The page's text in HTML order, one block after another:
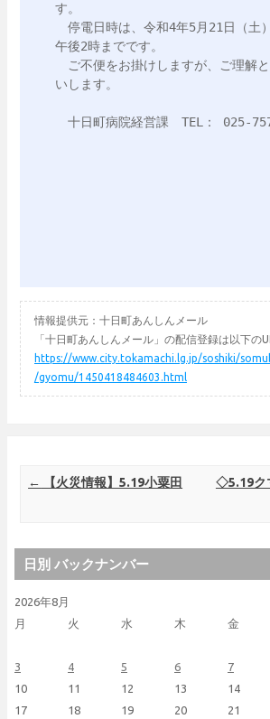
す。
停電日時は、令和4年5月21日（土
午後2時までです。
ご不便をお掛けしますが、ご理解
いします。
十日町病院経営課　TEL： 025-
情報提供元：十日町あんしんメール
「十日町あんしんメール」の配信登録は以下の
https://www.city.tokamachi.lg.jp/soshiki/
/gyomu/1450418484603.html
Post navigation
← 【火災情報】5.19小粟田
◇5.19ク
日別 バックナンバー
2026年8月
月
火 水 木 金
3
4 5 6 7
10
11 12 13 14
17
18 19 20 21